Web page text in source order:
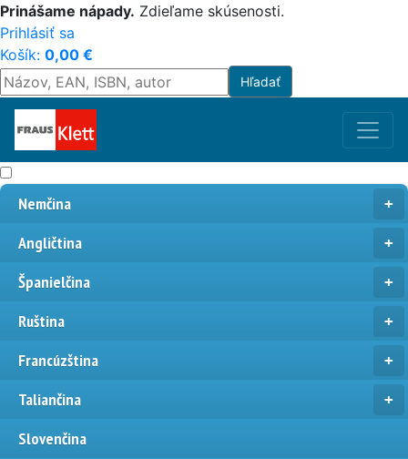
Prinášame nápady. Zdieľame skúsenosti.
Prihlásiť sa
Košík: 0,00 €
Nemčina
Angličtina
Španielčina
Ruština
Francúzština
Taliančina
Slovenčina